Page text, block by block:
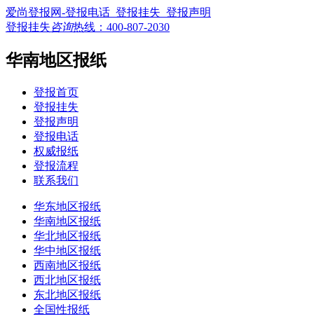
爱尚登报网-登报电话_登报挂失_登报声明
登报挂失咨询热线： 400-807-2030
华南地区报纸
登报首页
登报挂失
登报声明
登报电话
权威报纸
登报流程
联系我们
华东地区报纸
华南地区报纸
华北地区报纸
华中地区报纸
西南地区报纸
西北地区报纸
东北地区报纸
全国性报纸